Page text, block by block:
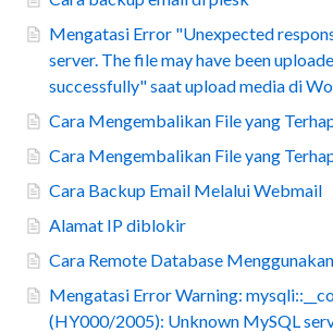
Mengatasi Error "Unexpected
server. The file may have been
successfully" saat upload media di
Cara Mengembalikan File yang
Cara Mengembalikan File yang
Cara Backup Email Melalui Webmail
Alamat IP diblokir
Cara Remote Database
Mengatasi Error Warning:
(HY000/2005): Unknown MySQL